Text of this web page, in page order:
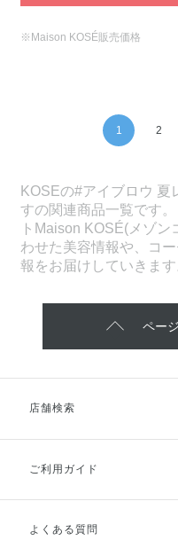
※Maison KOSÉ販売価格
1 2
KOSEの#アイブロウ 夏
すの関連商品一覧です
トMaison KOSÉ(メゾ
わせた美容情報や、コ
報をお届けしていきます
ペー
店舗検索
ご利用ガイド
ご利用ガイドトップ
よくある質問